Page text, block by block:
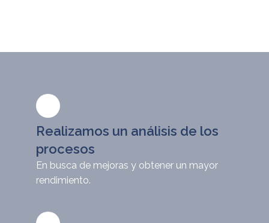
Realizamos un análisis de los
procesos
En busca de mejoras y obtener un mayor
rendimiento.